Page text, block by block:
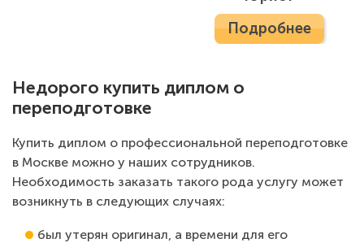
Подробнее
Недорого купить диплом о
переподготовке
Купить диплом о профессиональной переподготовке
в Москве можно у наших сотрудников.
Необходимость заказать такого рода услугу может
возникнуть в следующих случаях:
был утерян оригинал, а времени для его